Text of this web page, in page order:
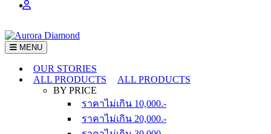
MENU
OUR STORIES
ALL PRODUCTS
ALL PRODUCTS
BY PRICE
ราคาไม่เกิน 10,000.-
ราคาไม่เกิน 20,000.-